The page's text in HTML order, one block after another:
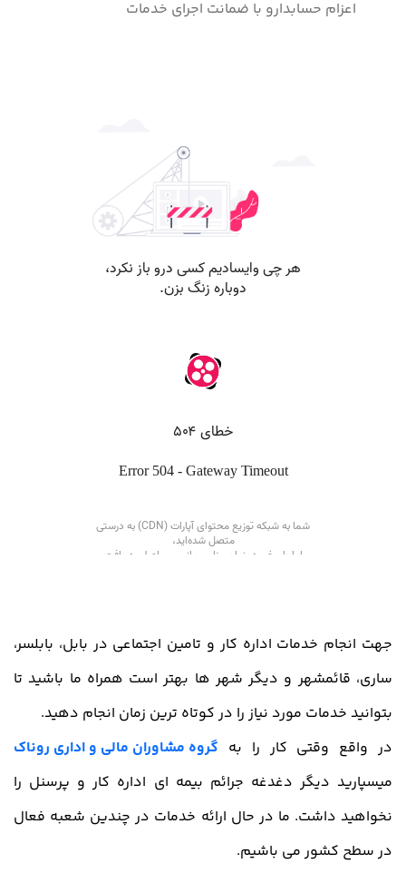
اعزام حسابدارو با ضمانت اجرای خدمات
جهت انجام خدمات اداره کار و تامین اجتماعی در بابل، بابلسر،
ساری، قائمشهر و دیگر شهر ها بهتر است همراه ما باشید تا
بتوانید خدمات مورد نیاز را در کوتاه ترین زمان انجام دهید.
در واقع وقتی کار را به گروه مشاوران مالی و اداری روناک
میسپارید دیگر دغدغه جرائم بیمه ای اداره کار و پرسنل را
نخواهید داشت. ما در حال ارائه خدمات در چندین شعبه فعال
در سطح کشور می باشیم.